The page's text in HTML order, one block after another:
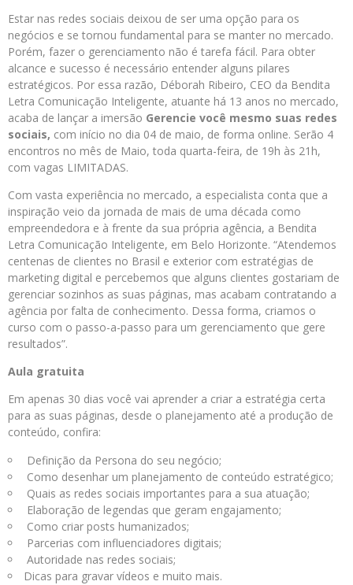
Estar nas redes sociais deixou de ser uma opção para os
negócios e se tornou fundamental para se manter no mercado.
Porém, fazer o gerenciamento não é tarefa fácil. Para obter
alcance e sucesso é necessário entender alguns pilares
estratégicos. Por essa razão, Déborah Ribeiro, CEO da Bendita
Letra Comunicação Inteligente, atuante há 13 anos no mercado,
acaba de lançar a imersão Gerencie você mesmo suas redes
sociais, com início no dia 04 de maio, de forma online. Serão 4
encontros no mês de Maio, toda quarta-feira, de 19h às 21h,
com vagas LIMITADAS.
Com vasta experiência no mercado, a especialista conta que a
inspiração veio da jornada de mais de uma década como
empreendedora e à frente da sua própria agência, a Bendita
Letra Comunicação Inteligente, em Belo Horizonte. “Atendemos
centenas de clientes no Brasil e exterior com estratégias de
marketing digital e percebemos que alguns clientes gostariam de
gerenciar sozinhos as suas páginas, mas acabam contratando a
agência por falta de conhecimento. Dessa forma, criamos o
curso com o passo-a-passo para um gerenciamento que gere
resultados”.
Aula gratuita
Em apenas 30 dias você vai aprender a criar a estratégia certa
para as suas páginas, desde o planejamento até a produção de
conteúdo, confira:
Definição da Persona do seu negócio;
Como desenhar um planejamento de conteúdo estratégico;
Quais as redes sociais importantes para a sua atuação;
Elaboração de legendas que geram engajamento;
Como criar posts humanizados;
Parcerias com influenciadores digitais;
Autoridade nas redes sociais;
Dicas para gravar vídeos e muito mais.